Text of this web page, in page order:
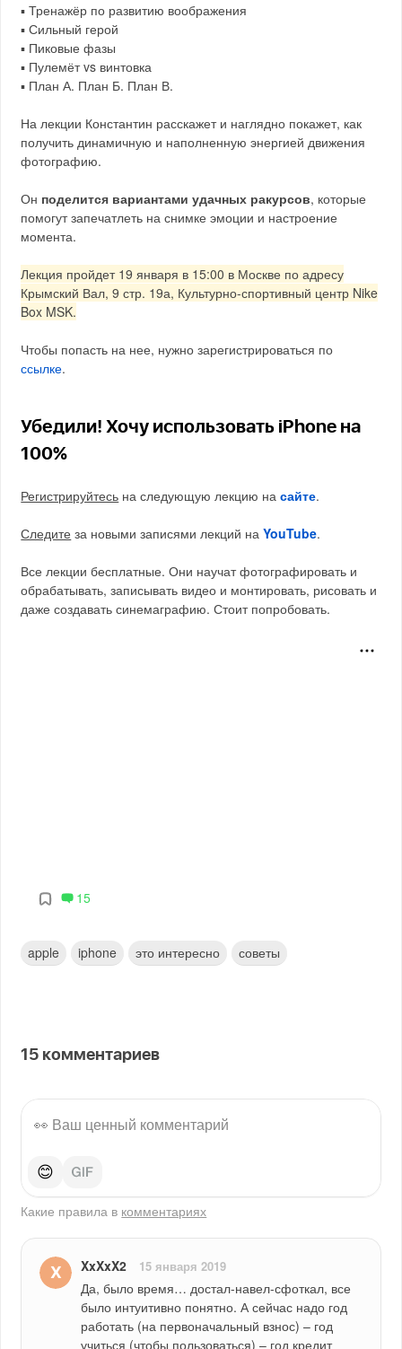
▪️ Тренажёр по развитию воображения
▪️ Сильный герой
▪️ Пиковые фазы
▪️ Пулемёт vs винтовка
▪️ План А. План Б. План В.
На лекции Константин расскажет и наглядно покажет, как
получить динамичную и наполненную энергией движения
фотографию.
Он поделится вариантами удачных ракурсов, которые
помогут запечатлеть на снимке эмоции и настроение
момента.
Лекция пройдет 19 января в 15:00 в Москве по адресу
Крымский Вал, 9 стр. 19а, Культурно-спортивный центр Nike
Box MSK.
Чтобы попасть на нее, нужно зарегистрироваться по
ссылке.
Убедили! Хочу использовать iPhone на
100%
Регистрируйтесь на следующую лекцию насайте.
Следите за новыми записями лекций наYouTube.
Все лекции бесплатные. Они научат фотографировать и
обрабатывать, записывать видео и монтировать, рисовать и
даже создавать синемаграфию. Стоит попробовать.
15
apple iphone это интересно советы
15 комментариев
😊
Какие правила в комментариях
XxXxX2 15 января 2019
Да, было время… достал-навел-сфоткал, все
было интуитивно понятно. А сейчас надо год
работать (на первоначальный взнос) – год
учиться (чтобы пользоваться) – год кредит